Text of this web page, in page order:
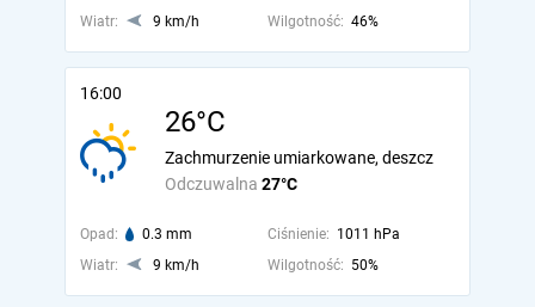
Wiatr:
9 km/h Wilgotność: 46%
16:00
26°C
Odczuwalna 27°C
Zachmurzenie umiarkowane, deszcz
Opad: 0.3 mm Ciśnienie: 1011 hPa
Wiatr:
9 km/h Wilgotność: 50%